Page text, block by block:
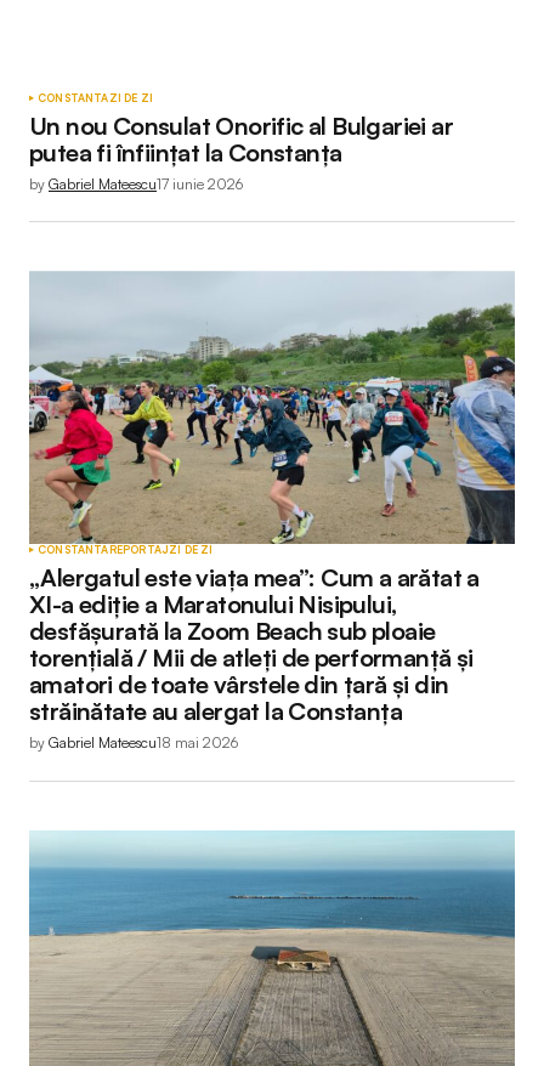
CONSTANTAZI DE ZI
Un nou Consulat Onorific al Bulgariei ar
putea fi înființat la Constanța
by Gabriel Mateescu17 iunie 2026
CONSTANTA REPORTAJZI DE ZI
„Alergatul este viața mea”: Cum a arătat a
XI-a ediție a Maratonului Nisipului,
desfășurată la Zoom Beach sub ploaie
torențială / Mii de atleți de performanță și
amatori de toate vârstele din țară și din
străinătate au alergat la Constanța
by Gabriel Mateescu18 mai 2026